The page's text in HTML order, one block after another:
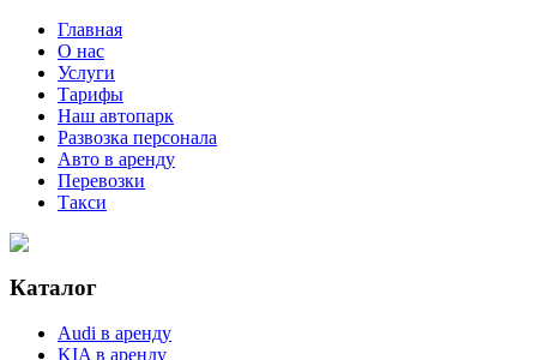
Главная
О нас
Услуги
Тарифы
Наш автопарк
Развозка персонала
Авто в аренду
Перевозки
Такси
Каталог
Audi в аренду
KIA в аренду